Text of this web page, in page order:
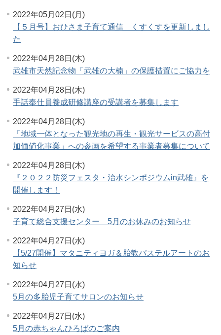
2022年05月02日(月)
【５月号】おひさま子育て通信 くすくすを更新しまし
た
2022年04月28日(木)
武雄市天然記念物「武雄の大楠」の保護措置にご協力を
2022年04月28日(木)
手話奉仕員養成研修講座の受講者を募集します
2022年04月28日(木)
「地域一体となった観光地の再生・観光サービスの高付
加価値化事業」への参画を希望する事業者募集について
2022年04月28日(木)
『２０２２防災フェスタ・治水シンポジウムin武雄』を
開催します！
2022年04月27日(水)
子育て総合支援センター 5月のお休みのお知らせ
2022年04月27日(水)
【5/27開催】マタニティヨガ＆胎教パステルアートのお
知らせ
2022年04月27日(水)
5月の多胎児子育てサロンのお知らせ
2022年04月27日(水)
5月の赤ちゃんひろばのご案内